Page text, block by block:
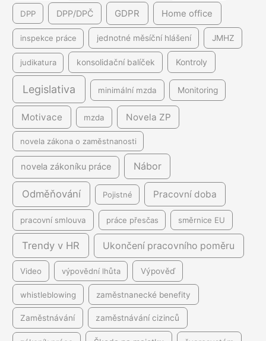
DPP DPP/DPČ GDPR Home office
inspekce práce jednotné měsíční hlášení JMHZ
judikatura konsolidační balíček Kontroly
Legislativa minimální mzda Monitoring
Motivace mzda Novela ZP
novela zákona o zaměstnanosti
novela zákoníku práce Nábor
Odměňování Pojistné Pracovní doba
pracovní smlouva práce přesčas směrnice EU
Trendy v HR Ukončení pracovního poměru
Video výpovědní lhůta Výpověď
whistleblowing zaměstnanecké benefity
Zaměstnávání zaměstnávání cizinců